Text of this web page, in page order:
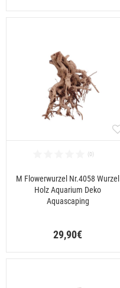
M Flowerwurzel Nr.4058 Wurzel
Holz Aquarium Deko
Aquascaping
29,90€